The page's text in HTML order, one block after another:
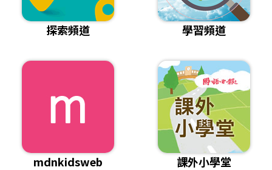
探索頻道 學習頻道
mdnkidsweb 課外小學堂